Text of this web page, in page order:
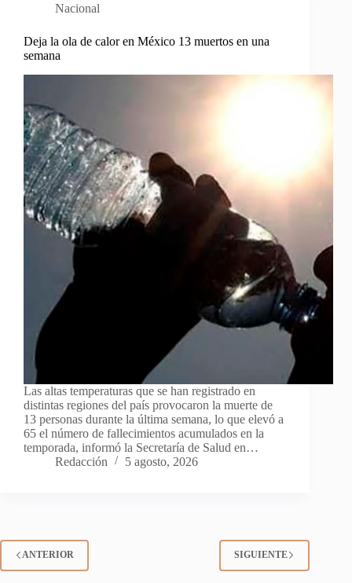
Nacional
Deja la ola de calor en México 13 muertos en una
semana
Las altas temperaturas que se han registrado en
distintas regiones del país provocaron la muerte de
13 personas durante la última semana, lo que elevó a
65 el número de fallecimientos acumulados en la
temporada, informó la Secretaría de Salud en…
Redacción
5 agosto, 2026
ANTERIOR SIGUIENTE